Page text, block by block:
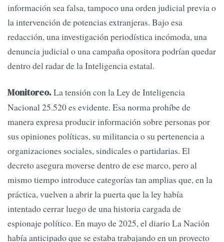
información sea falsa, tampoco una orden judicial previa o
la intervención de potencias extranjeras. Bajo esa
redacción, una investigación periodística incómoda, una
denuncia judicial o una campaña opositora podrían quedar
dentro del radar de la Inteligencia estatal.
Monitoreo.La tensión con la Ley de Inteligencia
Nacional 25.520 es evidente. Esa norma prohíbe de
manera expresa producir información sobre personas por
sus opiniones políticas, su militancia o su pertenencia a
organizaciones sociales, sindicales o partidarias. El
decreto asegura moverse dentro de ese marco, pero al
mismo tiempo introduce categorías tan amplias que, en la
práctica, vuelven a abrir la puerta que la ley había
intentado cerrar luego de una historia cargada de
espionaje político. En mayo de 2025, el diario La Nación
había anticipado que se estaba trabajando en un proyecto